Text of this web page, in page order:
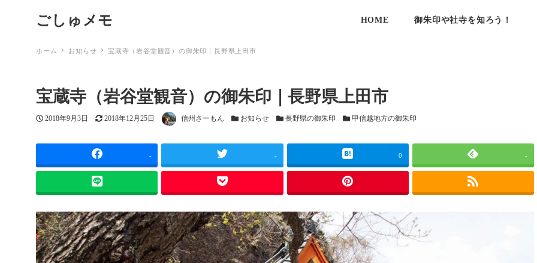
ごしゅメモ HOME 御朱印や社寺を知ろう！
ホーム お知らせ 宝蔵寺（岩谷堂観音）の御朱印｜長野県上田市
宝蔵寺（岩谷堂観音）の御朱印｜長野県上田市
投稿日
2018年9月3日 更新日
2018年12月25日 著者 信州さーもん カテゴリー
お知らせ カテゴリー
長野県の御朱印 カテゴリー
甲信越地方の御朱印
- - 0 -